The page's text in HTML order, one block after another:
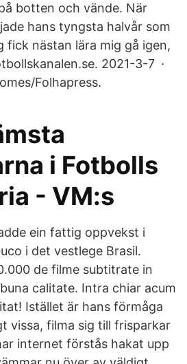
botten och vände. När
hans tyngsta halvår som
nästan lära mig gå igen,
2021-3-7 ·
Folhapress.
i Fotbolls
- VM:s
ein fattig oppvekst i
i det vestlege Brasil.
de filme subtitrate in
calitate. Intra chiar acum
Istället är hans förmåga
vissa, filma sig till frisparkar
internet förstås hakat upp